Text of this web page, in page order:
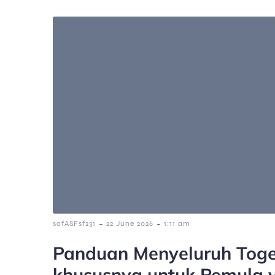
safASFsf231 - 22 June 2026 - 1:11 am
Panduan Menyeluruh